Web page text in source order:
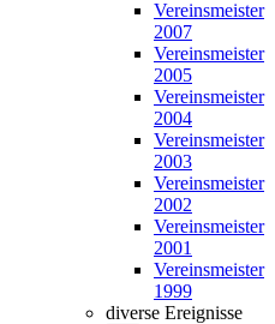
Vereinsmeister
2007
Vereinsmeister
2005
Vereinsmeister
2004
Vereinsmeister
2003
Vereinsmeister
2002
Vereinsmeister
2001
Vereinsmeister
1999
diverse Ereignisse